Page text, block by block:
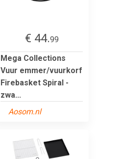
€ 44.99
Mega Collections
Vuur emmer/vuurkorf
Firebasket Spiral -
zwa...
Aosom.nl